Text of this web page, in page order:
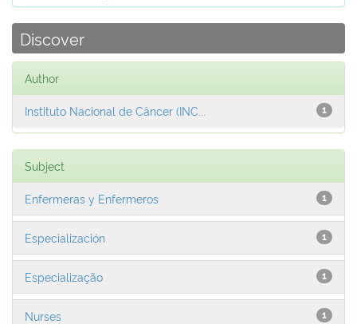
Discover
Author
1
Instituto Nacional de Câncer (INC...
Subject
1
Enfermeras y Enfermeros
1
Especialización
1
Especialização
1
Nurses